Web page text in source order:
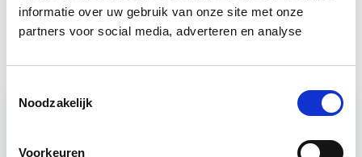
informatie over uw gebruik van onze site met onze
partners voor social media, adverteren en analyse
Noodzakelijk
Voorkeuren
Vastgoedbeheer Start wo 9 sep